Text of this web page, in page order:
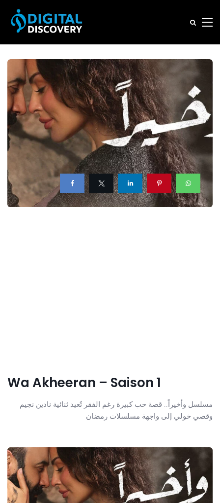
Wa Akheeran – Saison 1
مسلسل وأخيراً.. قصة حب كبيرة رغم الفقر تُعيد ثنائية نادين نجيم
وقصي خولي إلى واجهة مسلسلات رمضان